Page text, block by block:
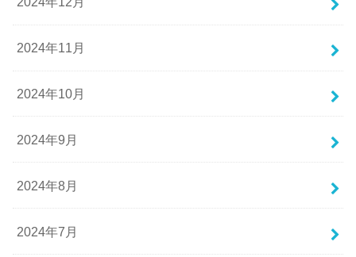
2024年11月
2024年10月
2024年9月
2024年8月
2024年7月